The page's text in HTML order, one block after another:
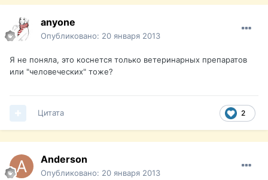
anyone
Опубликовано: 20 января 2013
Я не поняла, это коснется только ветеринарных препаратов
или "человеческих" тоже?
2
Цитата
Anderson
Опубликовано: 20 января 2013